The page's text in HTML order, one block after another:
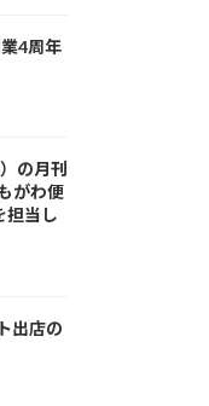
4周年
の月刊
がわ便
担当し
出店の